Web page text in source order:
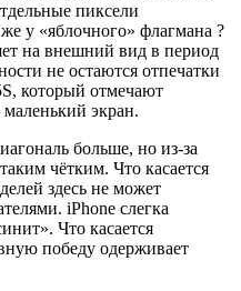
пиксели
у «яблочного» флагмана ?
на внешний вид в период
не остаются отпечатки
который отмечают
маленький экран.
больше, но из-за
чётким. Что касается
здесь не может
iPhone слегка
Что касается
победу одерживает